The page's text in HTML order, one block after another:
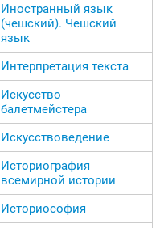
Иностранный язык
(чешский). Чешский
язык
Интерпретация текста
Искусство
балетмейстера
Искусствоведение
Историография
всемирной истории
Историософия